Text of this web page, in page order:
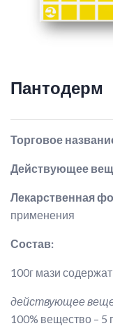
Пантодерм
Торговое
Действующее
Лекарственная
применения
Состав:
100г мази
действующее
100% вещество – 5